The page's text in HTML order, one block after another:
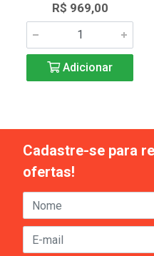
R$ 969,00
Adicionar
Cadastre-se para
ofertas!